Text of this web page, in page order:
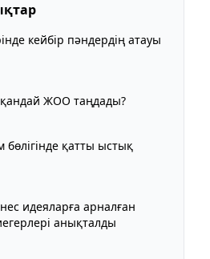
кейбір пәндердің атауы
ЖОО таңдады?
бөлігінде қатты ыстық
арналған
анықталды